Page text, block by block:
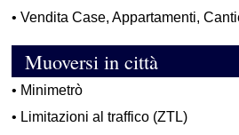
•Vendita Case, Appartamenti,
Muoversi in città
• Minimetrò
• Limitazioni al traffico (ZTL)